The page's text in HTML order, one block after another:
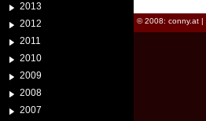
2013
2012
2011
2010
2009
2008
2007
© 2008: conny.at |